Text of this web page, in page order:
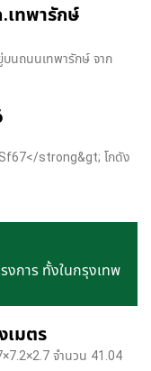
.เทพารักษ์
บนถนนเทพารักษ์ จาก
strong&gt; โกดัง
งการ ทั้งในกรุงเทพ
เมตร
จำนวน 41.04